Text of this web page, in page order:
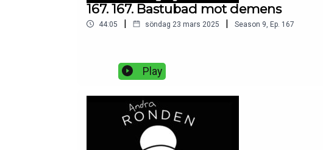
167. 167. Bastubad mot demens
44:05 | söndag 23 mars 2025 | Season 9 Ep. 167
Play